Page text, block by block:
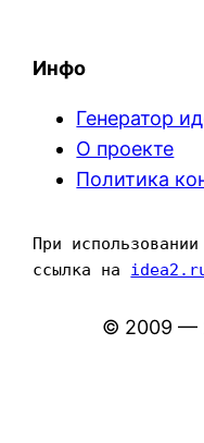
Инфо
Генератор
О проекте
Политика
При
ссылка на
© 2009 —